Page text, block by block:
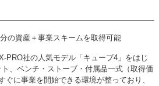
の資産＋事業スキームを取得可能
PRO社の人気モデル「キューブ4」をはじ
、ベンチ・ストーブ・付属品一式（取得価
ぐに事業を開始できる環境が整っており、